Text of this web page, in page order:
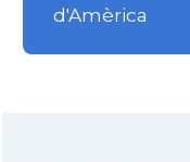
d'Amèrica